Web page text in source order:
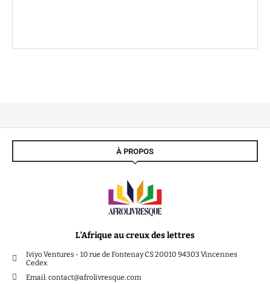
À PROPOS
L’Afrique au creux des lettres
Iviyo Ventures - 10 rue de Fontenay CS 20010 94303 Vincennes
Cedex
Email: contact@afrolivresque.com